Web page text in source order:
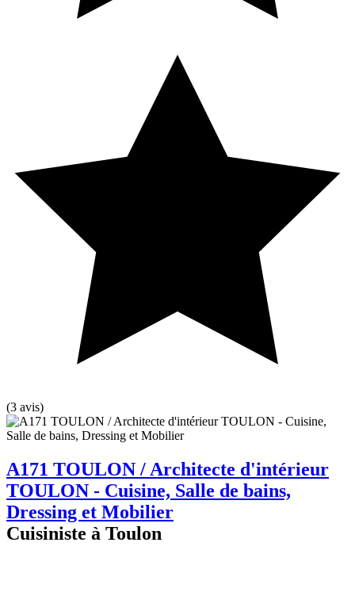
(3 avis)
A171 TOULON / Architecte d'intérieur
TOULON - Cuisine, Salle de bains,
Dressing et Mobilier
Cuisiniste à Toulon